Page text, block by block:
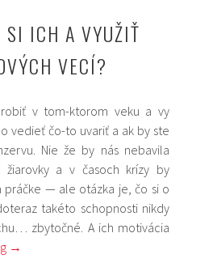
SI ICH A VYUŽIŤ
VECÍ?
v tom-ktorom veku a vy
vedieť čo-to uvariť a ak by ste
Nie že by nás nebavila
a v časoch krízy by
práčke — ale otázka je, čo si o
takéto schopnosti nikdy
zbytočné. A ich motivácia
→